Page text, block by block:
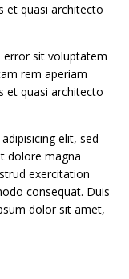
et quasi architecto
error sit voluptatem
rem aperiam
et quasi architecto
elit, sed
dolore magna
exercitation
consequat. Duis
dolor sit amet,